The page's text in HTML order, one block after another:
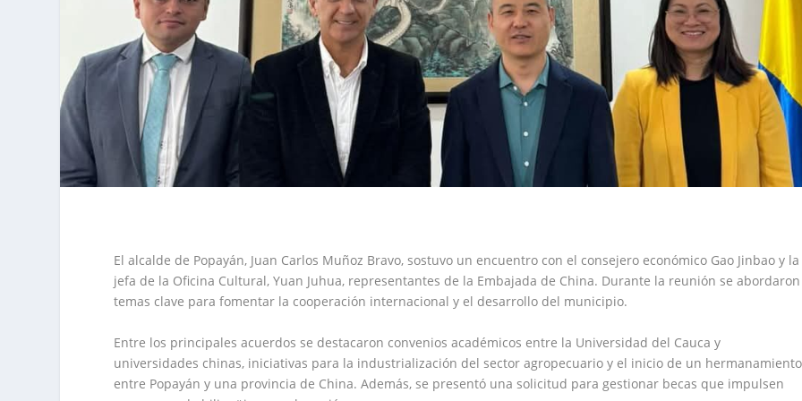
El alcalde de Popayán, Juan Carlos Muñoz Bravo, sostuvo un encuentro con el consejero económico Gao Jinbao y la
jefa de la Oficina Cultural, Yuan Juhua, representantes de la Embajada de China. Durante la reunión se abordaron
temas clave para fomentar la cooperación internacional y el desarrollo del municipio.
Entre los principales acuerdos se destacaron convenios académicos entre la Universidad del Cauca y
universidades chinas, iniciativas para la industrialización del sector agropecuario y el inicio de un hermanamiento
entre Popayán y una provincia de China. Además, se presentó una solicitud para gestionar becas que impulsen